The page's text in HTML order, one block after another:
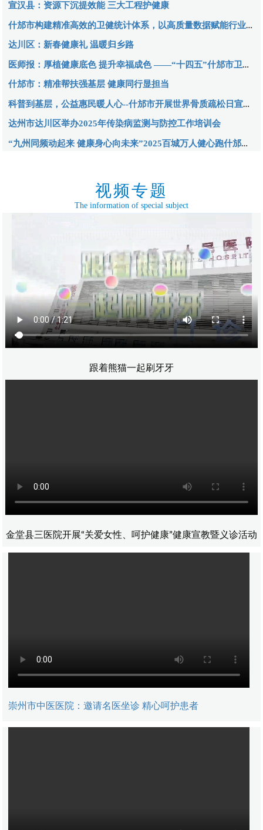
宣汉县：资源下沉提效能 三大工程护健康
什邡市构建精准高效的卫健统计体系，以高质量数据赋能行业治理与发展
达川区：新春健康礼 温暖归乡路
医师报：厚植健康底色 提升幸福成色 ——“十四五”什邡市卫生健康事业发展纪实
什邡市：精准帮扶强基层 健康同行显担当
科普到基层，公益惠民暖人心--什邡市开展世界骨质疏松日宣传活动
达州市达川区举办2025年传染病监测与防控工作培训会
“九州同频动起来 健康身心向未来”2025百城万人健心跑什邡开跑！
视频专题
The information of special subject
跟着熊猫一起刷牙牙
金堂县三医院开展“关爱女性、呵护健康”健康宣教暨义诊活动
崇州市中医医院：邀请名医坐诊 精心呵护患者